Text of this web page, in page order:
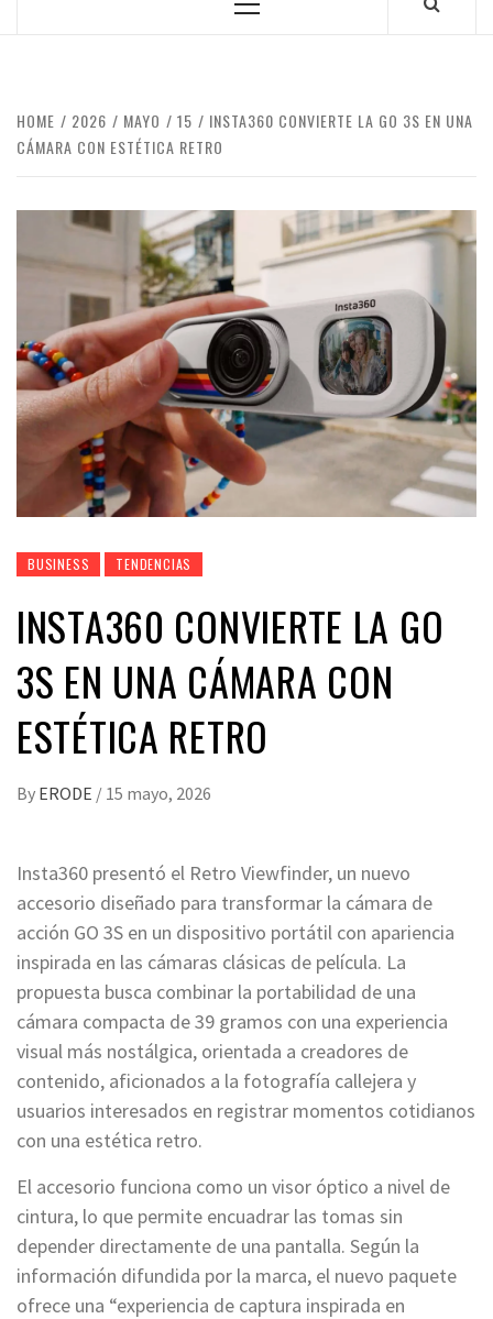
HOME 2026 MAYO 15
INSTA360 CONVIERTE LA GO 3S EN UNA
CÁMARA CON ESTÉTICA RETRO
BUSINESS TENDENCIAS
INSTA360 CONVIERTE LA GO
3S EN UNA CÁMARA CON
ESTÉTICA RETRO
By ERODE / 15 mayo, 2026
Insta360 presentó el Retro Viewfinder, un nuevo
accesorio diseñado para transformar la cámara de
acción GO 3S en un dispositivo portátil con apariencia
inspirada en las cámaras clásicas de película. La
propuesta busca combinar la portabilidad de una
cámara compacta de 39 gramos con una experiencia
visual más nostálgica, orientada a creadores de
contenido, aficionados a la fotografía callejera y
usuarios interesados en registrar momentos cotidianos
con una estética retro.
El accesorio funciona como un visor óptico a nivel de
cintura, lo que permite encuadrar las tomas sin
depender directamente de una pantalla. Según la
información difundida por la marca, el nuevo paquete
ofrece una “experiencia de captura inspirada en